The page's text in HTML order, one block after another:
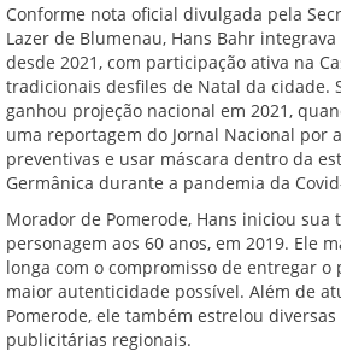
Conforme nota oficial divulgada pela
Lazer de Blumenau, Hans Bahr
desde 2021, com participação ativa na
tradicionais desfiles de Natal da cidade.
ganhou projeção nacional em 2021,
uma reportagem do Jornal Nacional por
preventivas e usar máscara dentro da
Germânica durante a pandemia da
Morador de Pomerode, Hans iniciou sua
personagem aos 60 anos, em 2019. Ele
longa com o compromisso de entregar o
maior autenticidade possível. Além de
Pomerode, ele também estrelou
publicitárias regionais.